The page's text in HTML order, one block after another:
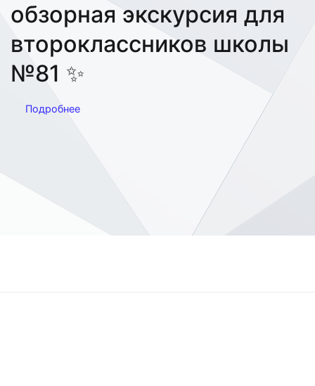
обзорная экскурсия для
второклассников школы
№81 ✨
Подробнее